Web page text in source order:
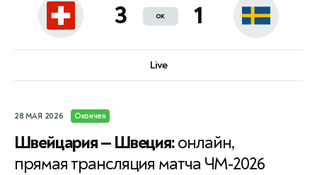
3 ок 1
Live
28 МАЯ 2026 Окончен
Швейцария — Швеция:онлайн,
прямая трансляция матча ЧМ-2026